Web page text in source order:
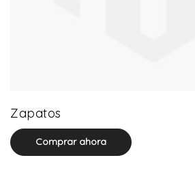
Zapatos
Comprar ahora